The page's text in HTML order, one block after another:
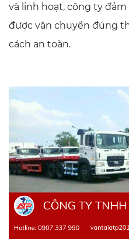
và linh hoạt, công ty
được vận chuyển đúng
cách an toàn.